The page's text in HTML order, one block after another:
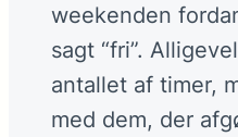
Flere links
Et skarpere perspektiv
I din indbakke hver anden
weekenden
sagt “fri”.
antallet af timer,
med dem, der